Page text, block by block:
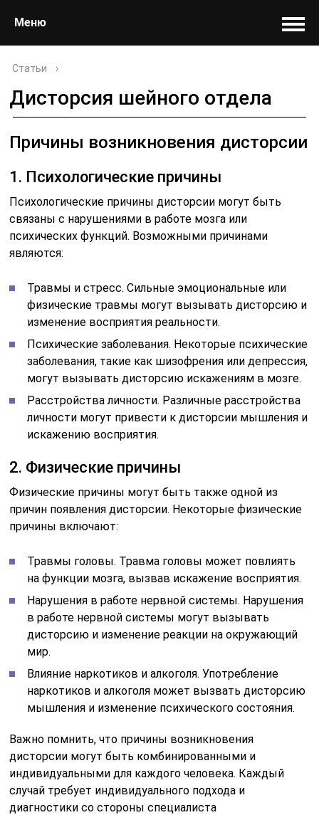
Меню
Статьи ›
Дисторсия шейного отдела
Причины возникновения дисторсии
1. Психологические причины
Психологические причины дисторсии могут быть
связаны с нарушениями в работе мозга или
психических функций. Возможными причинами
являются:
Травмы и стресс. Сильные эмоциональные или
физические травмы могут вызывать дисторсию и
изменение восприятия реальности.
Психические заболевания. Некоторые психические
заболевания, такие как шизофрения или депрессия,
могут вызывать дисторсию искажениям в мозге.
Расстройства личности. Различные расстройства
личности могут привести к дисторсии мышления и
искажению восприятия.
2. Физические причины
Физические причины могут быть также одной из
причин появления дисторсии. Некоторые физические
причины включают:
Травмы головы. Травма головы может повлиять
на функции мозга, вызвав искажение восприятия.
Нарушения в работе нервной системы. Нарушения
в работе нервной системы могут вызывать
дисторсию и изменение реакции на окружающий
мир.
Влияние наркотиков и алкоголя. Употребление
наркотиков и алкоголя может вызвать дисторсию
мышления и изменение психического состояния.
Важно помнить, что причины возникновения
дисторсии могут быть комбинированными и
индивидуальными для каждого человека. Каждый
случай требует индивидуального подхода и
диагностики со стороны специалиста